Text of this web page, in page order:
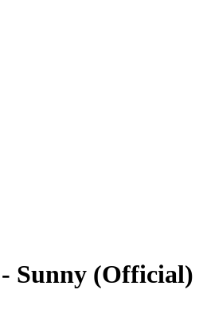
Sunny (Official)